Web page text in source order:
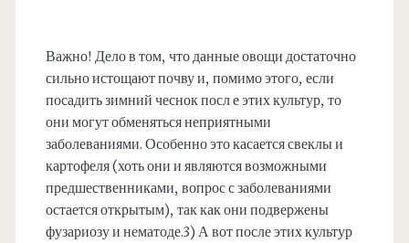
Важно! Дело в том, что данные овощи достаточно
сильно истощают почву и, помимо этого, если
посадить зимний чеснок посл е этих культур, то
они могут обменяться неприятными
заболеваниями. Особенно это касается свеклы и
картофеля (хоть они и являются возможными
предшественниками, вопрос с заболеваниями
остается открытым), так как они подвержены
фузариозу и нематоде.3) А вот после этих культур